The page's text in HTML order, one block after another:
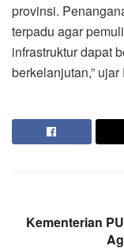
provinsi.
terpadu agar
infrastruktur dapat
berkelanjutan,”
Kementerian